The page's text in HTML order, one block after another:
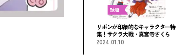
話題
リボンが印象的なキャラクター特
集！サクラ大戦・真宮寺さくら
2024.01.10